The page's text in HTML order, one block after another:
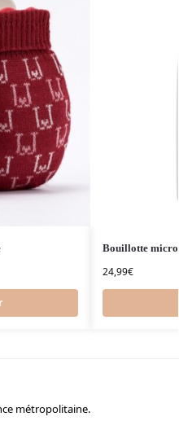
Bouillotte
24,99€
métropolitaine.